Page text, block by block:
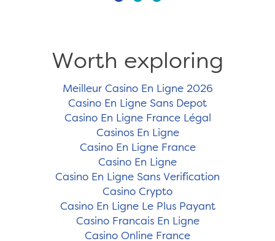
Worth exploring
Meilleur Casino En Ligne 2026
Casino En Ligne Sans Depot
Casino En Ligne France Légal
Casinos En Ligne
Casino En Ligne France
Casino En Ligne
Casino En Ligne Sans Verification
Casino Crypto
Casino En Ligne Le Plus Payant
Casino Francais En Ligne
Casino Online France